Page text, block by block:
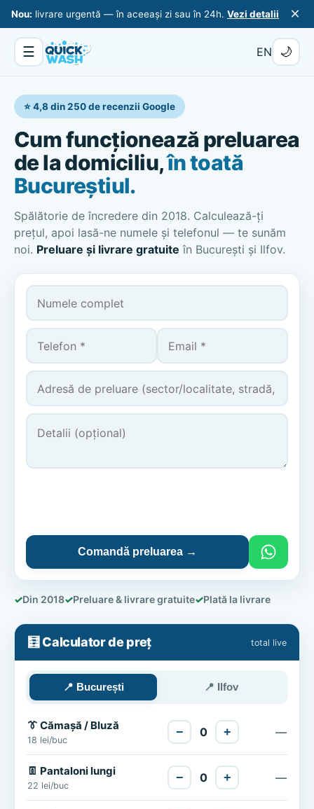
Nou: livrare urgentă — în aceeași zi sau în 24h. Vezi detalii ×
☰ EN 🌙
⭐ 4,8 din 250 de recenzii Google
Cum funcționează preluarea
de la domiciliu,în toată
Bucureștiul.
Spălătorie de încredere din 2018. Calculează-ți
prețul, apoi lasă-ne numele și telefonul — te sunăm
noi. Preluare și livrare gratuite în București și Ilfov.
Comandă preluarea →
✓Din 2018✓Preluare & livrare gratuite✓Plată la livrare
🧮 Calculator de preț total live
📍 București 📍 Ilfov
👔 Cămașă / Bluză
18 lei/buc
− 0 + —
👖 Pantaloni lungi
22 lei/buc
− 0 + —